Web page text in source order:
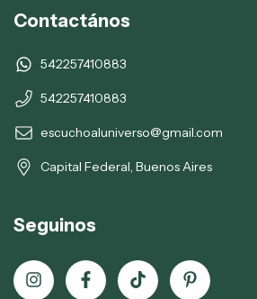
Contactános
542257410883
542257410883
escuchoaluniverso@gmail.com
Capital Federal, Buenos Aires
Seguinos